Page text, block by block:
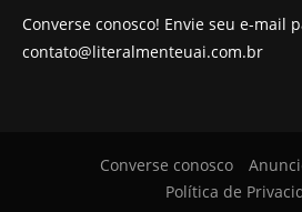
Converse conosco! Envie seu e-mail
contato@literalmenteuai.com.br
Converse conosco
Política de